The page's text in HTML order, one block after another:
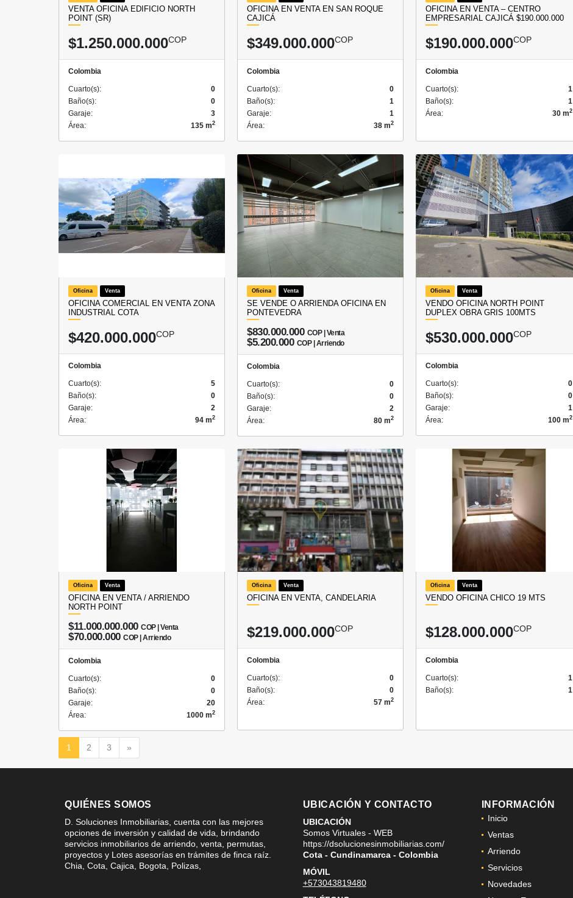
VENTA OFICINA EDIFICIO NORTH
POINT (SR)
$1.250.000.000COP
Colombia
Cuarto(s):
0
Baño(s):
0
Garaje:
3
Área:
135 m2
OFICINA EN VENTA EN SAN ROQUE
CAJICÁ
$349.000.000COP
Colombia
Cuarto(s):
0
Baño(s):
1
Garaje:
1
Área:
38 m2
OFICINA EN VENTA – CENTRO
EMPRESARIAL CAJICÁ $190.000.000
$190.000.000COP
Colombia
Cuarto(s):
1
Baño(s):
1
Área:
30 m2
Oficina Venta
OFICINA COMERCIAL EN VENTA ZONA
INDUSTRIAL COTA
$420.000.000COP
Colombia
Cuarto(s):
5
Baño(s):
0
Garaje:
2
Área:
94 m2
Oficina Venta
SE VENDE O ARRIENDA OFICINA EN
PONTEVEDRA
$830.000.000 COP | Venta
$5.200.000 COP | Arriendo
Colombia
Cuarto(s):
0
Baño(s):
0
Garaje:
2
Área:
80 m2
Oficina Venta
VENDO OFICINA NORTH POINT
DUPLEX OBRA GRIS 100MTS
$530.000.000COP
Colombia
Cuarto(s):
0
Baño(s):
0
Garaje:
1
Área:
100 m2
Oficina Venta
OFICINA EN VENTA / ARRIENDO
NORTH POINT
$11.000.000.000 COP | Venta
$70.000.000 COP | Arriendo
Colombia
Cuarto(s):
0
Baño(s):
0
Garaje:
20
Área:
1000 m2
Oficina Venta
OFICINA EN VENTA, CANDELARIA
$219.000.000COP
Colombia
Cuarto(s):
0
Baño(s):
0
Área:
57 m2
Oficina Venta
VENDO OFICINA CHICO 19 MTS
$128.000.000COP
Colombia
Cuarto(s):
1
Baño(s):
1
1 2 3 »
QUIÉNES SOMOS
D. Soluciones Inmobiliarias, cuenta con las mejores
opciones de inversión y calidad de vida, brindando
servicios inmobiliarios de arriendo, venta, permutas,
proyectos y Lotes asesorías en trámites de finca raíz.
Chia, Cota, Cajica, Bogota, Polizas,
UBICACIÓN Y CONTACTO
UBICACIÓN
Somos Virtuales - WEB
https://dsolucionesinmobiliarias.com/
Cota - Cundinamarca - Colombia
MÓVIL
+573043819480
INFORMACIÓN
Inicio
Ventas
Arriendo
Servicios
Novedades